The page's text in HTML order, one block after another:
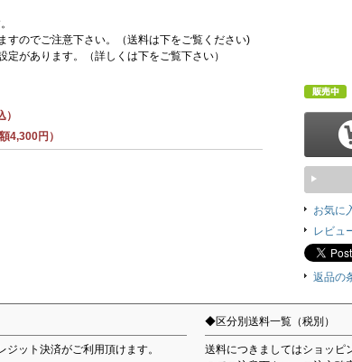
すのでご注意下さい。（送料は下をご覧ください)
定があります。（詳しくは下をご覧下さい）
）
4,300円）
お気に
レビュ
返品の
ット決済がご利用頂けます。
◆区分別送料一覧（税別）
送料につきましてはショッピ